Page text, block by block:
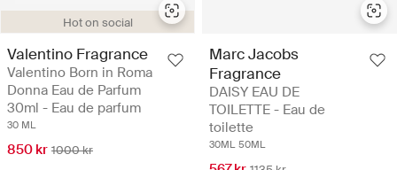
Hot on social
Valentino Fragrance
Valentino Born in Roma
Donna Eau de Parfum
30ml - Eau de parfum
30 ML
850 kr 1000 kr
Marc Jacobs
Fragrance
DAISY EAU DE
TOILETTE - Eau de
toilette
30ML 50ML